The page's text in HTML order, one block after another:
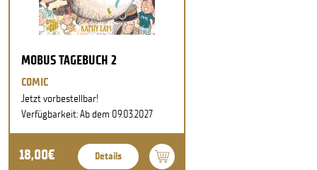
MOBUS TAGEBUCH 2
COMIC
Jetzt vorbestellbar!
Verfügbarkeit: Ab dem 09.03.2027
18,00€ Details